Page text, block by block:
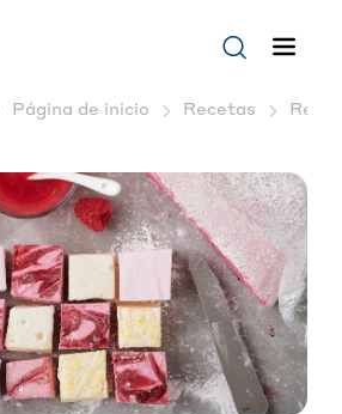
Página de inicio Recetas